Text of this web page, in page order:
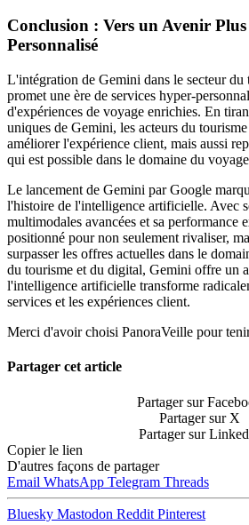
Conclusion : Vers un Avenir Plus
Personnalisé
L'intégration de Gemini dans le secteur du
promet une ère de services hyper-
d'expériences de voyage enrichies. En
uniques de Gemini, les acteurs du
améliorer l'expérience client, mais aussi
qui est possible dans le domaine du
Le lancement de Gemini par Google
l'histoire de l'intelligence artificielle. Avec
multimodales avancées et sa performance
positionné pour non seulement rivaliser,
surpasser les offres actuelles dans le
du tourisme et du digital, Gemini offre un
l'intelligence artificielle transforme
services et les expériences client.
Merci d'avoir choisi PanoraVeille pour
Partager cet article
Partager sur
Partager sur X
Partager sur
Copier le lien
D'autres façons de partager
Email WhatsApp Telegram Threads
Bluesky Mastodon Reddit Pinterest